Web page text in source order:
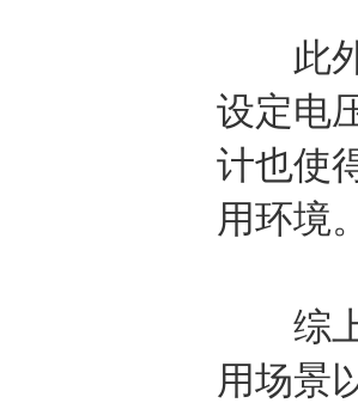
此外
设定电
计也使
用环境
综上
用场景